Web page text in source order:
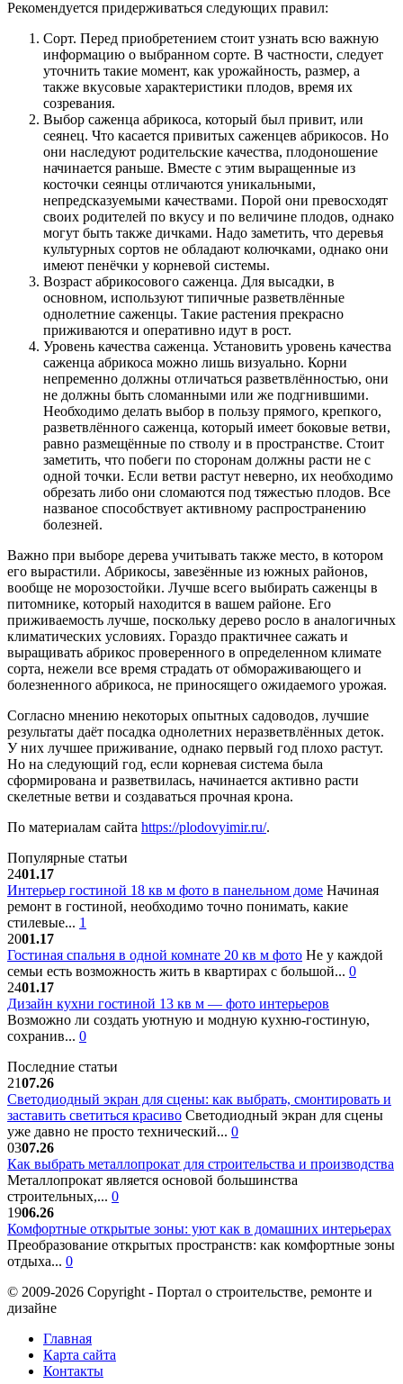
Рекомендуется придерживаться следующих правил:
Сорт. Перед приобретением стоит узнать всю важную
информацию о выбранном сорте. В частности, следует
уточнить такие момент, как урожайность, размер, а
также вкусовые характеристики плодов, время их
созревания.
Выбор саженца абрикоса, который был привит, или
сеянец. Что касается привитых саженцев абрикосов. Но
они наследуют родительские качества, плодоношение
начинается раньше. Вместе с этим выращенные из
косточки сеянцы отличаются уникальными,
непредсказуемыми качествами. Порой они превосходят
своих родителей по вкусу и по величине плодов, однако
могут быть также дичками. Надо заметить, что деревья
культурных сортов не обладают колючками, однако они
имеют пенёчки у корневой системы.
Возраст абрикосового саженца. Для высадки, в
основном, используют типичные разветвлённые
однолетние саженцы. Такие растения прекрасно
приживаются и оперативно идут в рост.
Уровень качества саженца. Установить уровень качества
саженца абрикоса можно лишь визуально. Корни
непременно должны отличаться разветвлённостью, они
не должны быть сломанными или же подгнившими.
Необходимо делать выбор в пользу прямого, крепкого,
разветвлённого саженца, который имеет боковые ветви,
равно размещённые по стволу и в пространстве. Стоит
заметить, что побеги по сторонам должны расти не с
одной точки. Если ветви растут неверно, их необходимо
обрезать либо они сломаются под тяжестью плодов. Все
названое способствует активному распространению
болезней.
Важно при выборе дерева учитывать также место, в котором
его вырастили. Абрикосы, завезённые из южных районов,
вообще не морозостойки. Лучше всего выбирать саженцы в
питомнике, который находится в вашем районе. Его
приживаемость лучше, поскольку дерево росло в аналогичных
климатических условиях. Гораздо практичнее сажать и
выращивать абрикос проверенного в определенном климате
сорта, нежели все время страдать от обмораживающего и
болезненного абрикоса, не приносящего ожидаемого урожая.
Согласно мнению некоторых опытных садоводов, лучшие
результаты даёт посадка однолетних неразветвлённых деток.
У них лучшее приживание, однако первый год плохо растут.
Но на следующий год, если корневая система была
сформирована и разветвилась, начинается активно расти
скелетные ветви и создаваться прочная крона.
По материалам сайта https://plodovyimir.ru/.
Популярные статьи
2401.17
Интерьер гостиной 18 кв м фото в панельном доме Начиная
ремонт в гостиной, необходимо точно понимать, какие
стилевые... 1
2001.17
Гостиная спальня в одной комнате 20 кв м фото Не у каждой
семьи есть возможность жить в квартирах с большой... 0
2401.17
Дизайн кухни гостиной 13 кв м — фото интерьеров
Возможно ли создать уютную и модную кухню-гостиную,
сохранив... 0
Последние статьи
2107.26
Светодиодный экран для сцены: как выбрать, смонтировать и
заставить светиться красиво Светодиодный экран для сцены
уже давно не просто технический... 0
0307.26
Как выбрать металлопрокат для строительства и производства
Металлопрокат является основой большинства
строительных,... 0
1906.26
Комфортные открытые зоны: уют как в домашних интерьерах
Преобразование открытых пространств: как комфортные зоны
отдыха... 0
© 2009-2026 Copyright - Портал о строительстве, ремонте и
дизайне
Главная
Карта сайта
Контакты